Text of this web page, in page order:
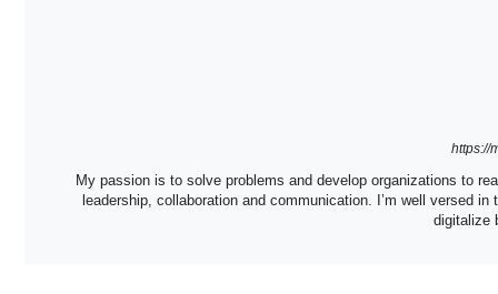
https://
My passion is to solve problems and develop organizations to
leadership, collaboration and communication. I’m well versed
digitalize